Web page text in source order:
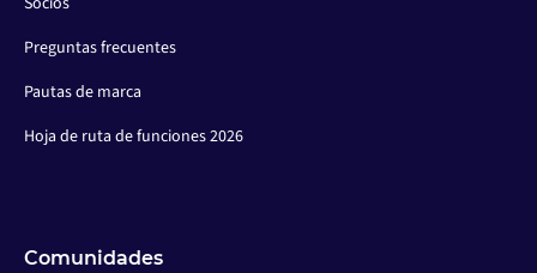
Preguntas frecuentes
Pautas de marca
Hoja de ruta de funciones 2026
Comunidades